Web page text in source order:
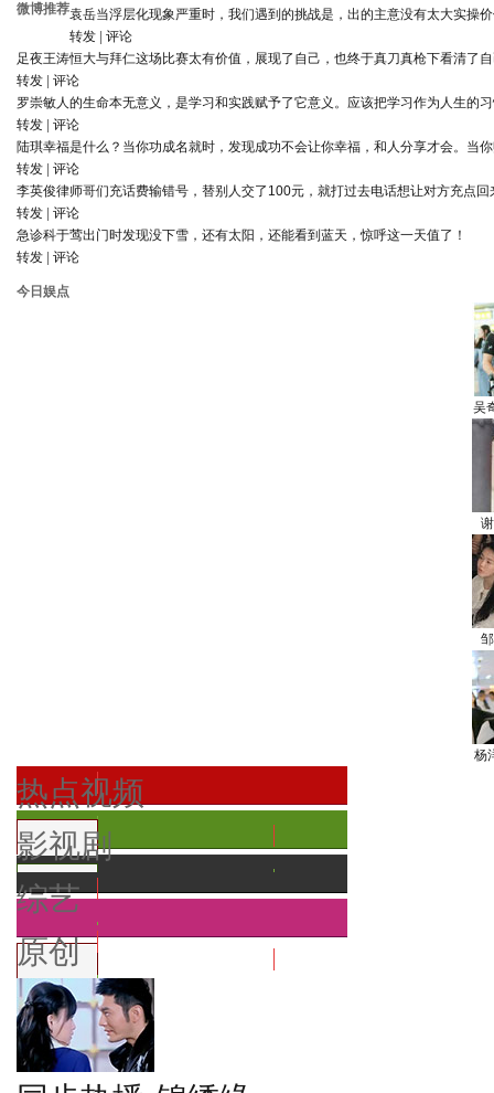
微博推荐袁岳当浮层化现象严重时，我们遇到的挑战是，出的主意没有太大实操
转发
评论
足夜王涛恒大与拜仁这场比赛太有价值，展现了自己，也终于真刀真枪下看清了
转发
评论
罗崇敏人的生命本无意义，是学习和实践赋予了它意义。应该把学习作为人生的
转发
评论
陆琪幸福是什么？当你功成名就时，发现成功不会让你幸福，和人分享才会。当
转发
评论
李英俊律师哥们充话费输错号，替别人交了100元，就打过去电话想让对方充点
转发
评论
急诊科于莺出门时发现没下雪，还有太阳，还能看到蓝天，惊呼这一天值了！
转发
评论
今日娱点
吴
杨
热点视频
影视剧
综艺
原创